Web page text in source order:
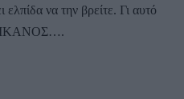
ελπίδα να την βρείτε. Γι αυτό